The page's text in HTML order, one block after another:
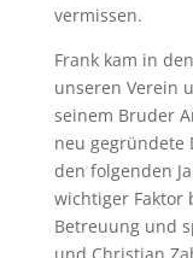
vermissen.
Frank kam in
unseren Verein
seinem Bruder
neu gegründete
den folgenden
wichtiger Faktor
Betreuung und
und Christian